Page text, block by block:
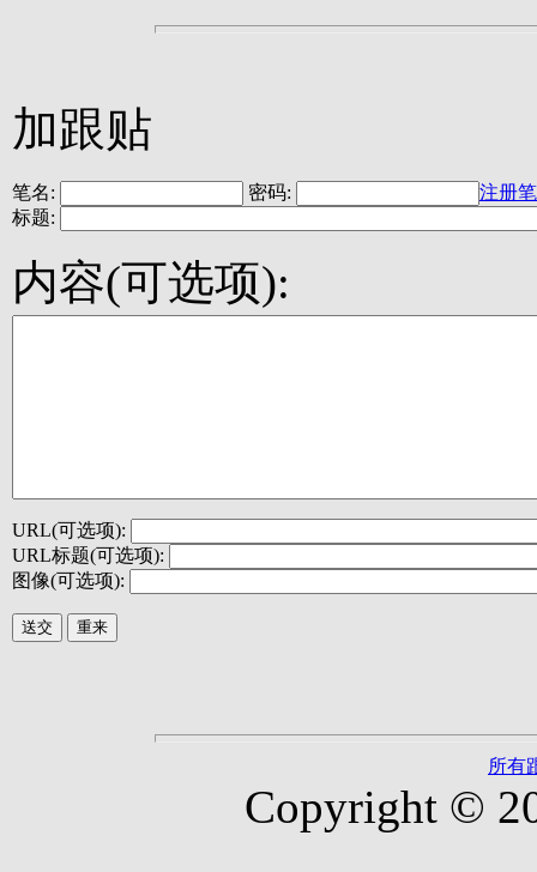
加跟贴
笔名: 密码:
注册
标题:
内容(可选项):
URL(可选项):
URL标题(可选项):
图像(可选项):
所有
Copyright ©